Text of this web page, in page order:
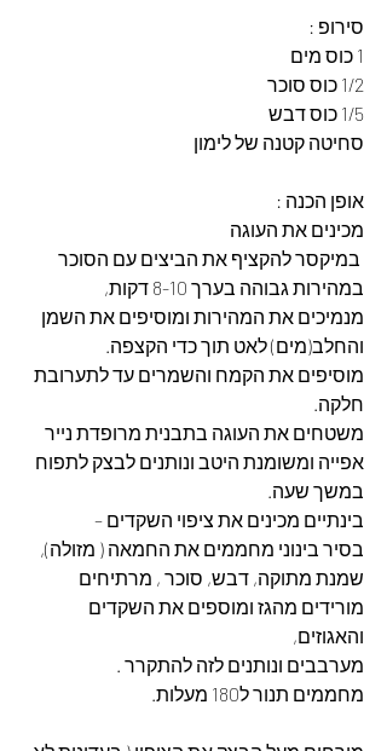
סירופ :
1 כוס מים
1/2 כוס סוכר
1/5 כוס דבש
סחיטה קטנה של לימון
אופן הכנה :
מכינים את העוגה
במיקסר להקציף את הביצים עם הסוכר
במהירות גבוהה בערך 8-10 דקות,
מנמיכים את המהירות ומוסיפים את השמן
והחלב(מים) לאט תוך כדי הקצפה.
מוסיפים את הקמח והשמרים עד לתערובת
חלקה.
משטחים את העוגה בתבנית מרופדת נייר
אפייה ומשומנת היטב ונותנים לבצק לתפוח
במשך שעה.
בינתיים מכינים את ציפוי השקדים –
בסיר בינוני מחממים את החמאה ( מזולה),
שמנת מתוקה, דבש, סוכר , מרתיחים
מורידים מהגז ומוספים את השקדים
והאגוזים,
מערבבים ונותנים לזה להתקרר .
מחממים תנור ל180 מעלות.